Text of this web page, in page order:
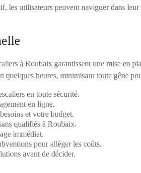
les utilisateurs peuvent naviguer dans
à Roubaix garantissent une mise en
quelques heures, minimisant toute gêne
en toute sécurité.
en ligne.
et votre budget.
qualifiés à Roubaix.
immédiat.
pour alléger les coûts.
avant de décider.